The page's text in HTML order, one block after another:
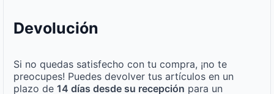
Devolución
Si no quedas satisfecho con tu compra, ¡no te
preocupes! Puedes devolver tus artículos en un
plazo de 14 días desde su recepción para un